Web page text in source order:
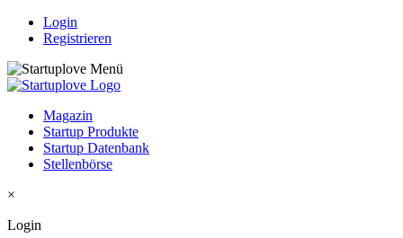
Login
Registrieren
Magazin
Startup Produkte
Startup Datenbank
Stellenbörse
×
Login